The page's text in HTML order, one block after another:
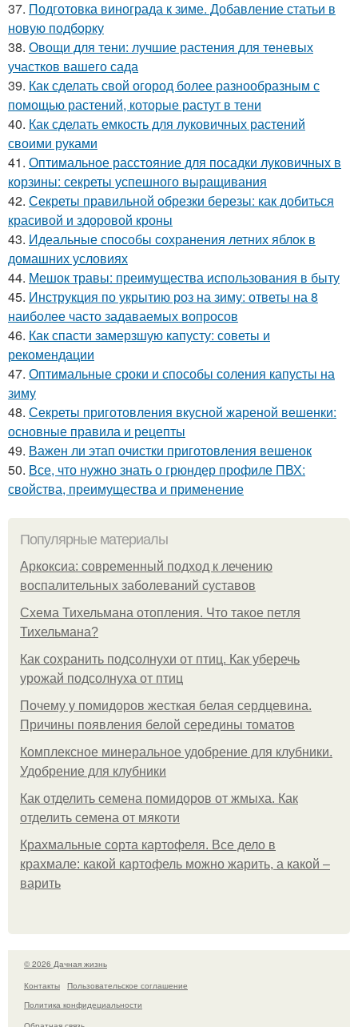
37. Подготовка винограда к зиме. Добавление статьи в
новую подборку
38. Овощи для тени: лучшие растения для теневых
участков вашего сада
39. Как сделать свой огород более разнообразным с
помощью растений, которые растут в тени
40. Как сделать емкость для луковичных растений
своими руками
41. Оптимальное расстояние для посадки луковичных в
корзины: секреты успешного выращивания
42. Секреты правильной обрезки березы: как добиться
красивой и здоровой кроны
43. Идеальные способы сохранения летних яблок в
домашних условиях
44. Мешок травы: преимущества использования в быту
45. Инструкция по укрытию роз на зиму: ответы на 8
наиболее часто задаваемых вопросов
46. Как спасти замерзшую капусту: советы и
рекомендации
47. Оптимальные сроки и способы соления капусты на
зиму
48. Секреты приготовления вкусной жареной вешенки:
основные правила и рецепты
49. Важен ли этап очистки приготовления вешенок
50. Все, что нужно знать о грюндер профиле ПВХ:
свойства, преимущества и применение
Популярные материалы
Аркоксиа: современный подход к лечению
воспалительных заболеваний суставов
Схема Тихельмана отопления. Что такое петля
Тихельмана?
Как сохранить подсолнухи от птиц. Как уберечь
урожай подсолнуха от птиц
Почему у помидоров жесткая белая сердцевина.
Причины появления белой середины томатов
Комплексное минеральное удобрение для клубники.
Удобрение для клубники
Как отделить семена помидоров от жмыха. Как
отделить семена от мякоти
Крахмальные сорта картофеля. Все дело в
крахмале: какой картофель можно жарить, а какой –
варить
© 2026 Дачная жизнь
Контакты
Пользовательское соглашение
Политика конфидециальности